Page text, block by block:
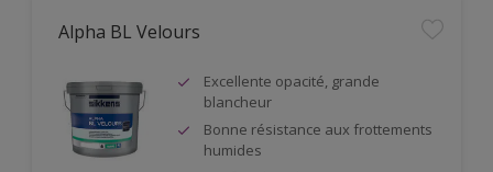
Alpha BL Velours
Excellente opacité, grande
blancheur
Bonne résistance aux frottements
humides